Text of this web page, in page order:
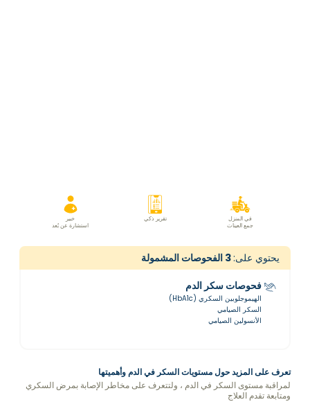
في المنزل
جمع العينات
تقرير ذكي
خبير
استشارة عن بُعد
يحتوي على:3 الفحوصات المشمولة
فحوصات سكر الدم
الهيموجلوبين السكري (HbA1c)
السكر الصيامي
الأنسولين الصيامي
تعرف على المزيد حول مستويات السكر في الدم وأهميتها
لمراقبة مستوى السكر في الدم ، ولتتعرف على مخاطر الإصابة بمرض السكري
ومتابعة تقدم العلاج